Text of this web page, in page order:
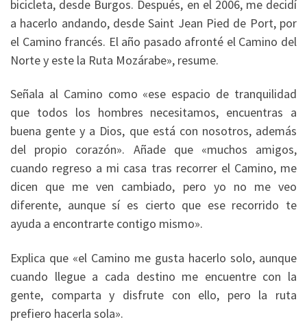
bicicleta, desde Burgos. Después, en el 2006, me decidí
a hacerlo andando, desde Saint Jean Pied de Port, por
el Camino francés. El año pasado afronté el Camino del
Norte y este la Ruta Mozárabe», resume.
Señala al Camino como «ese espacio de tranquilidad
que todos los hombres necesitamos, encuentras a
buena gente y a Dios, que está con nosotros, además
del propio corazón». Añade que «muchos amigos,
cuando regreso a mi casa tras recorrer el Camino, me
dicen que me ven cambiado, pero yo no me veo
diferente, aunque sí es cierto que ese recorrido te
ayuda a encontrarte contigo mismo».
Explica que «el Camino me gusta hacerlo solo, aunque
cuando llegue a cada destino me encuentre con la
gente, comparta y disfrute con ello, pero la ruta
prefiero hacerla sola».